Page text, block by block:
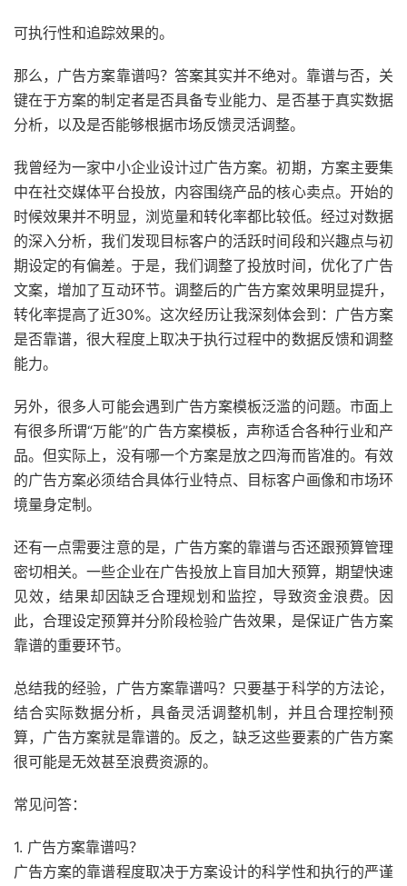
可执行性和追踪效果的。
那么，广告方案靠谱吗？答案其实并不绝对。靠谱与否，关
键在于方案的制定者是否具备专业能力、是否基于真实数据
分析，以及是否能够根据市场反馈灵活调整。
我曾经为一家中小企业设计过广告方案。初期，方案主要集
中在社交媒体平台投放，内容围绕产品的核心卖点。开始的
时候效果并不明显，浏览量和转化率都比较低。经过对数据
的深入分析，我们发现目标客户的活跃时间段和兴趣点与初
期设定的有偏差。于是，我们调整了投放时间，优化了广告
文案，增加了互动环节。调整后的广告方案效果明显提升，
转化率提高了近30%。这次经历让我深刻体会到：广告方案
是否靠谱，很大程度上取决于执行过程中的数据反馈和调整
能力。
另外，很多人可能会遇到广告方案模板泛滥的问题。市面上
有很多所谓“万能”的广告方案模板，声称适合各种行业和产
品。但实际上，没有哪一个方案是放之四海而皆准的。有效
的广告方案必须结合具体行业特点、目标客户画像和市场环
境量身定制。
还有一点需要注意的是，广告方案的靠谱与否还跟预算管理
密切相关。一些企业在广告投放上盲目加大预算，期望快速
见效，结果却因缺乏合理规划和监控，导致资金浪费。因
此，合理设定预算并分阶段检验广告效果，是保证广告方案
靠谱的重要环节。
总结我的经验，广告方案靠谱吗？只要基于科学的方法论，
结合实际数据分析，具备灵活调整机制，并且合理控制预
算，广告方案就是靠谱的。反之，缺乏这些要素的广告方案
很可能是无效甚至浪费资源的。
常见问答：
1. 广告方案靠谱吗？
广告方案的靠谱程度取决于方案设计的科学性和执行的严谨